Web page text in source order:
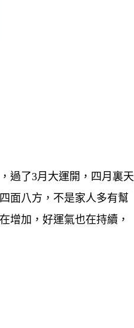
過了3月大運開，四月裏天
面八方，不是家人多有幫
增加，好運氣也在持續，